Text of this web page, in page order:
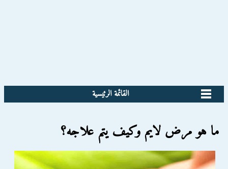
القائمة الرئيسية
ما هو مرض لايم وكيف يتم علاجه؟